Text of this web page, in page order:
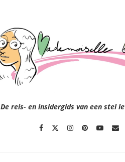
De reis- en insidergids van een stel